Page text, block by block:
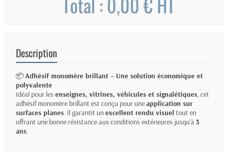
Description
📦Adhésif monomère brillant – Une solution économique et
polyvalente
Idéal pour lesenseignes, vitrines, véhicules et signalétiques, cet
adhésif monomère brillant est conçu pour uneapplication sur
surfaces planes. Il garantit unexcellent rendu visuel tout en
offrant une bonne résistance aux conditions extérieures jusqu’à3
ans.